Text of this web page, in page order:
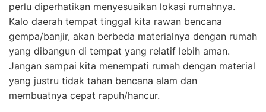
perlu diperhatikan menyesuaikan lokasi rumahnya.
Kalo daerah tempat tinggal kita rawan bencana
gempa/banjir, akan berbeda materialnya dengan rumah
yang dibangun di tempat yang relatif lebih aman.
Jangan sampai kita menempati rumah dengan material
yang justru tidak tahan bencana alam dan
membuatnya cepat rapuh/hancur.